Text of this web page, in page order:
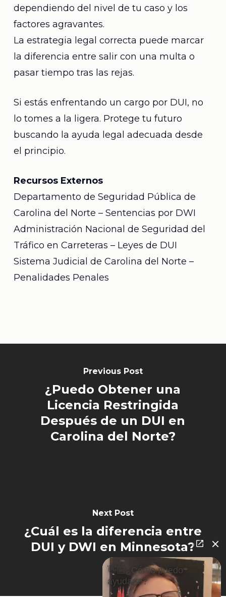
dependiendo del nivel de tu caso y los
factores agravantes.
La estrategia legal correcta puede marcar
la diferencia entre salir con una multa o
pasar tiempo tras las rejas.
Si estás enfrentando un cargo por DUI, no
lo tomes a la ligera. Protege tu futuro
buscando la ayuda legal adecuada desde
el principio.
Recursos Externos
Departamento de Seguridad Pública de
Carolina del Norte – Sentencias por DWI
Administración Nacional de Seguridad del
Tráfico en Carreteras – Leyes de DUI
Sistema Judicial de Carolina del Norte –
Penalidades Penales
Previous Post
¿Puedo Obtener una
Licencia Restringida
Después de un DUI en
Carolina del Norte?
Next Post
¿Cuál es la diferencia entre
DUI y DWI en Minnesota?
👋🏼¿Cómo puedo
ayudarte?